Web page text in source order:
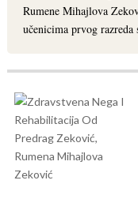
Rumene Mihajlova
učenicima prvog razreda